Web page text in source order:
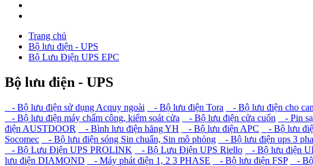
Trang chủ
Bộ lưu điện - UPS
Bộ Lưu Điện UPS EPC
Bộ lưu điện - UPS
- Bộ lưu điện sử dụng Acquy ngoài - Bộ lưu điện Tora - Bộ lưu điện cho
- Bộ lưu điện máy chấm công, kiểm soát cửa
- Bộ lưu điện cửa cuốn - Pin
điện AUSTDOOR
- Bình lưu điện hãng YH - Bộ lưu điện APC - Bộ lưu
Socomec
- Bộ lưu điện sóng Sin chuẩn, Sin mô phỏng - Bộ lưu điện ups 3 pha
- Bộ Lưu Điện UPS PROLINK
- Bộ Lưu Điện UPS Riello - Bộ lưu điện
lưu điện DIAMOND
- Máy phát điện 1, 2 3 PHASE - Bộ lưu điện FSP -